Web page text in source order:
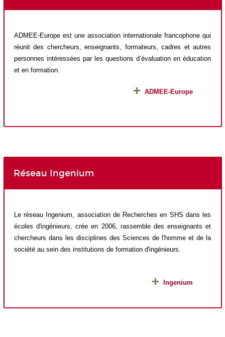
ADMEE-Europe est une association internationale francophone qui
réunit des chercheurs, enseignants, formateurs, cadres et autres
personnes intéressées par les questions d’évaluation en éducation
et en formation.
ADMEE-Europe
Réseau Ingenium
Le réseau Ingenium, association de Recherches en SHS dans les
écoles d'ingénieurs, crée en 2006, rassemble des enseignants et
chercheurs dans les disciplines des Sciences de l'homme et de la
société au sein des institutions de formation d'ingénieurs.
Ingenium